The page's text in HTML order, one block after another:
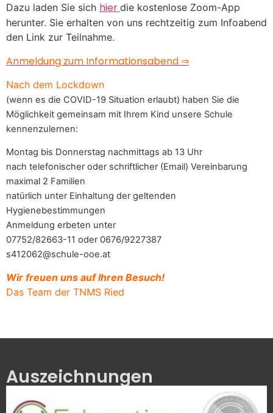
Dazu laden Sie sich hier die kostenlose Zoom-App
herunter. Sie erhalten von uns rechtzeitig zum Infoabend
den Link zur Teilnahme.
Anmeldung zum Informationsabend ⇒
Nach dem Lockdown
(wenn es die COVID-19 Situation erlaubt) haben Sie die
Möglichkeit gemeinsam mit Ihrem Kind unsere Schule
kennenzulernen:
Montag bis Donnerstag nachmittags ab 13 Uhr
nach telefonischer oder schriftlicher (Email) Vereinbarung
maximal 2 Familien
natürlich unter Einhaltung der geltenden
Hygienebestimmungen
Anmeldung erbeten unter
07752/82663-11 oder 0676/9227387
s412062@schule-ooe.at
Wir freuen uns auf Ihren Besuch!
Das Team der TNMS Ried
Auszeichnungen